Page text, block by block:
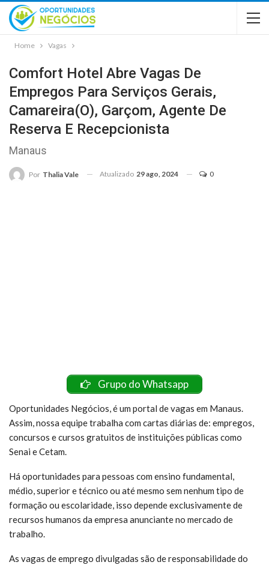
Home Vagas
Comfort Hotel Abre Vagas De
Empregos Para Serviços Gerais,
Camareira(o), Garçom, Agente De
Reserva E Recepcionista
Manaus
Por Thalia Vale Atualizado 29 ago, 2024 0
Grupo do Whatsapp
Oportunidades Negócios, é um portal de vagas em Manaus.
Assim, nossa equipe trabalha com cartas diárias de: empregos,
concursos e cursos gratuitos de instituições públicas como
Senai e Cetam.
Há oportunidades para pessoas com ensino fundamental,
médio, superior e técnico ou até mesmo sem nenhum tipo de
formação ou escolaridade, isso depende exclusivamente de
recursos humanos da empresa anunciante no mercado de
trabalho.
As vagas de emprego divulgadas são de responsabilidade do